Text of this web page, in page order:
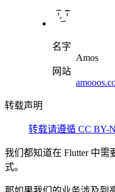
名字
Amos
网站
转载声明
转载请遵循 CC BY-
我们都知道在 Flutter 中
式。